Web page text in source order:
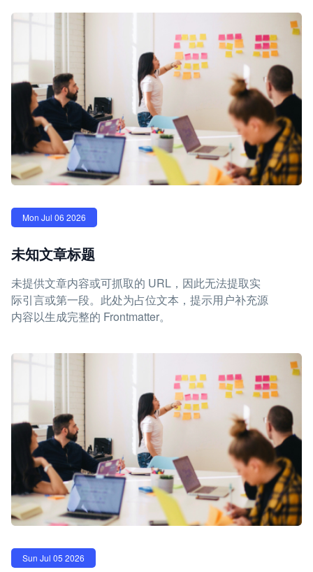
Mon Jul 06 2026
未知文章标题
未提供文章内容或可抓取的 URL，因此无法提取实
际引言或第一段。此处为占位文本，提示用户补充源
内容以生成完整的 Frontmatter。
Sun Jul 05 2026